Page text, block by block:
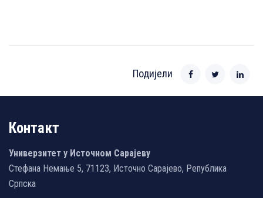
Подијели
Контакт
Универзитет у Источном Сарајеву
Стефана Немање 5, 71123, Источно Сарајево, Република
Српска